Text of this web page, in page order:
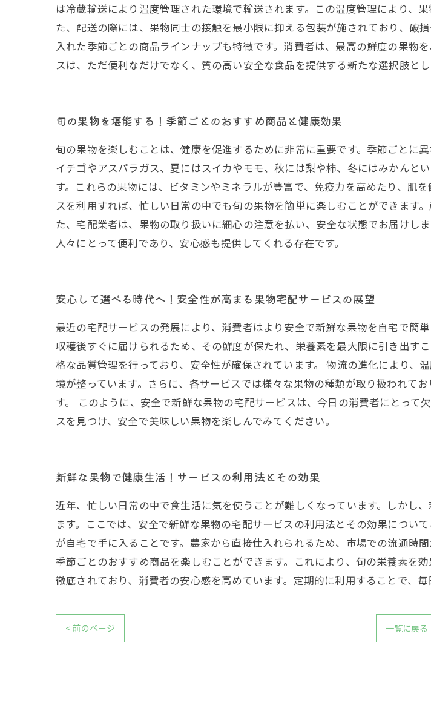
は冷蔵輸送により温度管理された環境で輸送されます。この温度管理により、
た、配送の際には、果物同士の接触を最小限に抑える包装が施されており、破
入れた季節ごとの商品ラインナップも特徴です。消費者は、最高の鮮度の果物
スは、ただ便利なだけでなく、質の高い安全な食品を提供する新たな選択肢とし
旬の果物を堪能する！季節ごとのおすすめ商品と健康効果
旬の果物を楽しむことは、健康を促進するために非常に重要です。季節ごとに
イチゴやアスパラガス、夏にはスイカやモモ、秋には梨や柿、冬にはみかんと
す。これらの果物には、ビタミンやミネラルが豊富で、免疫力を高めたり、肌
スを利用すれば、忙しい日常の中でも旬の果物を簡単に楽しむことができます
た、宅配業者は、果物の取り扱いに細心の注意を払い、安全な状態でお届けし
人々にとって便利であり、安心感も提供してくれる存在です。
安心して選べる時代へ！安全性が高まる果物宅配サービスの展望
最近の宅配サービスの発展により、消費者はより安全で新鮮な果物を自宅で簡
収穫後すぐに届けられるため、その鮮度が保たれ、栄養素を最大限に引き出す
格な品質管理を行っており、安全性が確保されています。 物流の進化により、
境が整っています。さらに、各サービスでは様々な果物の種類が取り扱われて
す。 このように、安全で新鮮な果物の宅配サービスは、今日の消費者にとっ
スを見つけ、安全で美味しい果物を楽しんでみてください。
新鮮な果物で健康生活！サービスの利用法とその効果
近年、忙しい日常の中で食生活に気を使うことが難しくなっています。しかし
ます。ここでは、安全で新鮮な果物の宅配サービスの利用法とその効果につい
が自宅で手に入ることです。農家から直接仕入れられるため、市場での流通時
季節ごとのおすすめ商品を楽しむことができます。これにより、旬の栄養素を
徹底されており、消費者の安心感を高めています。定期的に利用することで、
< 前のページ 一覧に戻る